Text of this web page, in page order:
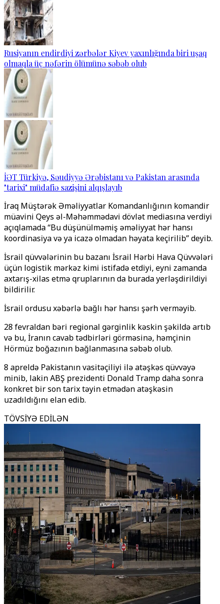
Rusiyanın endirdiyi zərbələr Kiyev yaxınlığında biri uşaq
olmaqla üç nəfərin ölümünə səbəb olub
İƏT Türkiyə, Səudiyyə Ərəbistanı və Pakistan arasında
"tarixi" müdafiə sazişini alqışlayıb
İraq Müştərək Əməliyyatlar Komandanlığının komandir
müavini Qeys əl-Məhəmmədavi dövlət mediasına verdiyi
açıqlamada “Bu düşünülməmiş əməliyyat hər hansı
koordinasiya və ya icazə olmadan həyata keçirilib” deyib.
İsrail qüvvələrinin bu bazanı İsrail Hərbi Hava Qüvvələri
üçün logistik mərkəz kimi istifadə etdiyi, eyni zamanda
axtarış-xilas etmə qruplarının da burada yerləşdirildiyi
bildirilir.
İsrail ordusu xəbərlə bağlı hər hansı şərh verməyib.
28 fevraldan bəri regional gərginlik kəskin şəkildə artıb
və bu, İranın cavab tədbirləri görməsinə, həmçinin
Hörmüz boğazının bağlanmasına səbəb olub.
8 apreldə Pakistanın vasitəçiliyi ilə atəşkəs qüvvəyə
minib, lakin ABŞ prezidenti Donald Tramp daha sonra
konkret bir son tarix təyin etmədən atəşkəsin
uzadıldığını elan edib.
TÖVSİYƏ EDİLƏN